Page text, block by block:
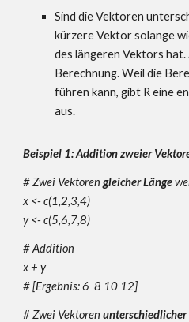
Sind die Vektoren
kürzere Vektor solange
des längeren Vektors
Berechnung. Weil die
führen kann, gibt R eine
aus.
Beispiel 1: Addition zweier
# Zwei Vektorengleicher Länge
x <- c(1,2,3,4)
y <- c(5,6,7,8)
# Addition
x + y
#[Ergebnis: 6 8 10 12]
# Zwei Vektorenunterschiedlicher